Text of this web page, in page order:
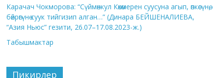
Карачач Чокморова: “Сүймөнкул Көкөмерен суусуна агып, өпкөсүнө,
бөйрөгүнө суук тийгизип алган…” (Динара БЕЙШЕНАЛИЕВА,
“Азия Ньюс” гезити, 26.07–17.08.2023-ж.)
Табышмактар
Пикирлер